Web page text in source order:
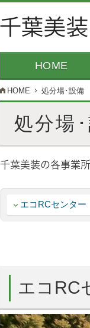
HOME
HOME 処分場･設備
処分場
公開日:2018年
千葉美装の各事業
エコRCセンター
エコRC